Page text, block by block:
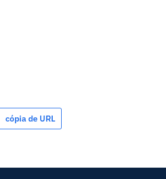
cópia de URL